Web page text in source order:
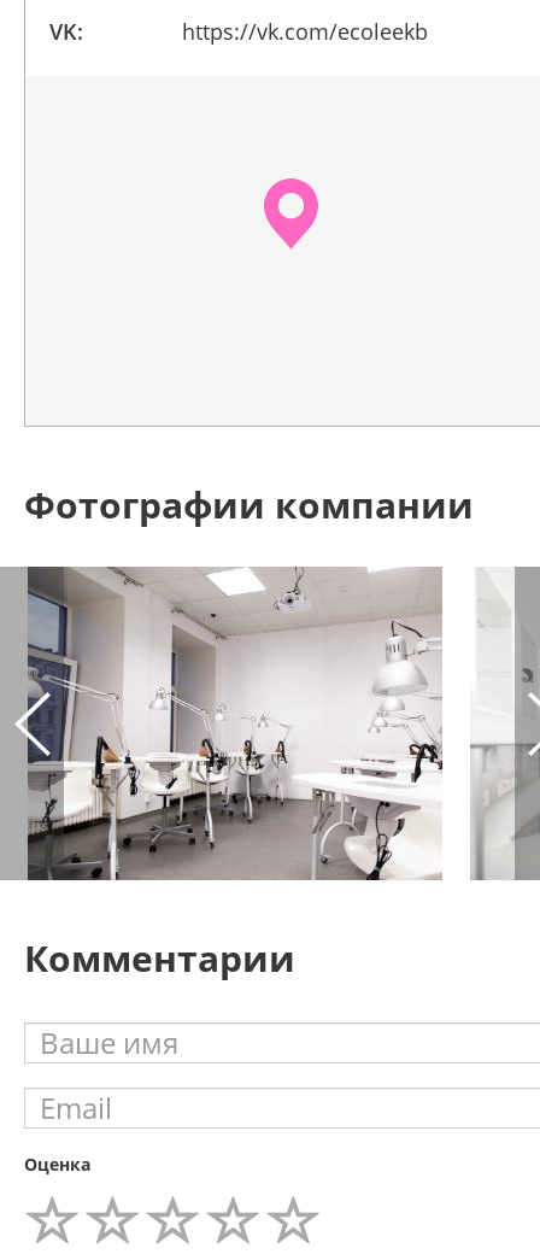
VK:
https://vk.com/ecoleekb
Фотографии компании
Комментарии
Оценка